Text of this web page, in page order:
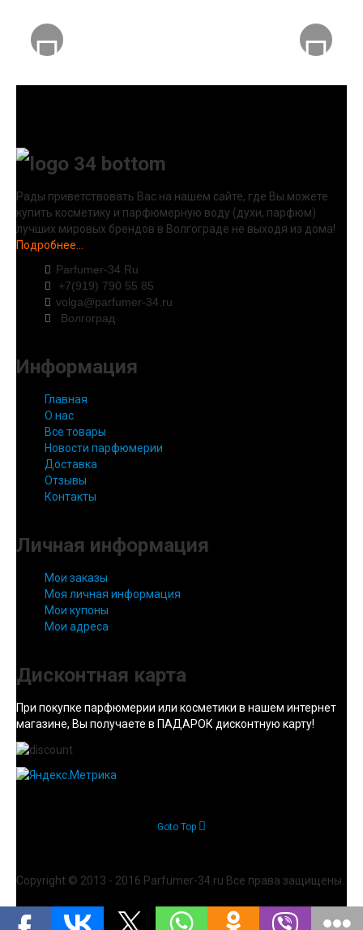
Рады приветствовать Вас на нашем сайте, где Вы можете
купить косметику и парфюмерную воду (духи, парфюм)
лучших мировых брендов в Волгограде не выходя из дома!
Подробнее...
Parfumer-34.Ru
+7(919) 790 55 85
volga@parfumer-34.ru
Волгоград
Информация
Главная
О нас
Все товары
Новости парфюмерии
Доставка
Отзывы
Контакты
Личная информация
Мои заказы
Моя личная информация
Мои купоны
Мои адреса
Дисконтная карта
При покупке парфюмерии или косметики в нашем интернет
магазине, Вы получаете в ПАДАРОК дисконтную карту!
Goto Top
Copyright © 2013 - 2016 Parfumer-34.ru Все права защищены.